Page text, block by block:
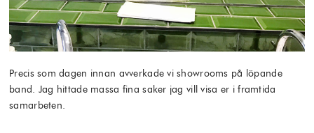
Precis som dagen innan avverkade vi showrooms på löpande
band. Jag hittade massa fina saker jag vill visa er i framtida
samarbeten.